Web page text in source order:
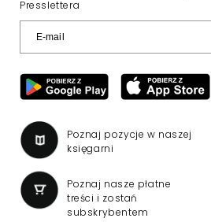
Presslettera
Poznaj pozycje w naszej
księgarni
Poznaj nasze płatne
treści i zostań
subskrybentem